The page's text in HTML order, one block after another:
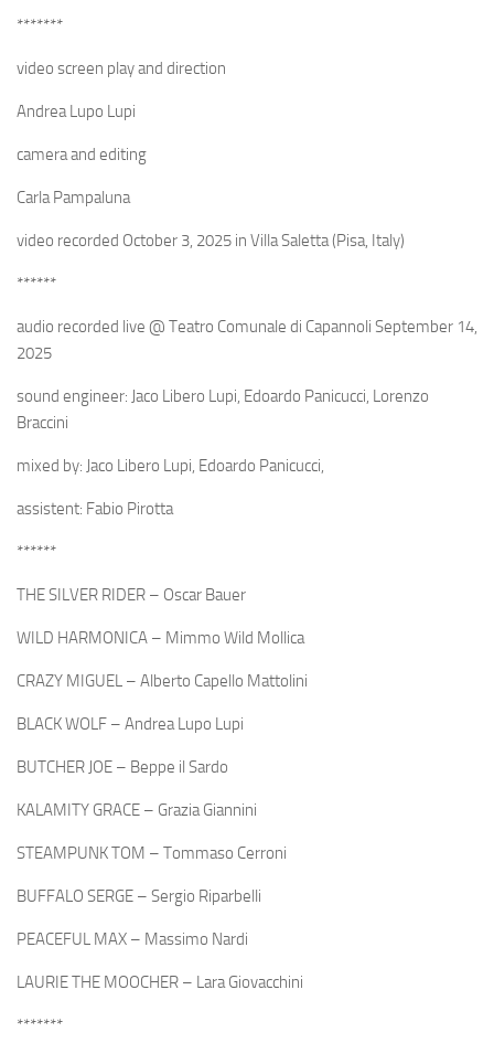
*******
video screen play and direction
Andrea Lupo Lupi
camera and editing
Carla Pampaluna
video recorded October 3, 2025 in Villa Saletta (Pisa, Italy)
******
audio recorded live @ Teatro Comunale di Capannoli September 14,
2025
sound engineer: Jaco Libero Lupi, Edoardo Panicucci, Lorenzo
Braccini
mixed by: Jaco Libero Lupi, Edoardo Panicucci,
assistent: Fabio Pirotta
******
THE SILVER RIDER – Oscar Bauer
WILD HARMONICA – Mimmo Wild Mollica
CRAZY MIGUEL – Alberto Capello Mattolini
BLACK WOLF – Andrea Lupo Lupi
BUTCHER JOE – Beppe il Sardo
KALAMITY GRACE – Grazia Giannini
STEAMPUNK TOM – Tommaso Cerroni
BUFFALO SERGE – Sergio Riparbelli
PEACEFUL MAX – Massimo Nardi
LAURIE THE MOOCHER – Lara Giovacchini
*******